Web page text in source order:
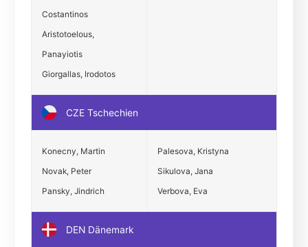
Costantinos
Aristotoelous,
Panayiotis
Giorgallas, Irodotos
CZE Tschechien
Konecny, Martin
Novak, Peter
Pansky, Jindrich
Palesova, Kristyna
Sikulova, Jana
Verbova, Eva
DEN Dänemark